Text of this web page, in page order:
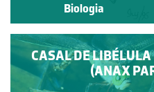
Biologia
CASAL DE
(ANAX
Biologia